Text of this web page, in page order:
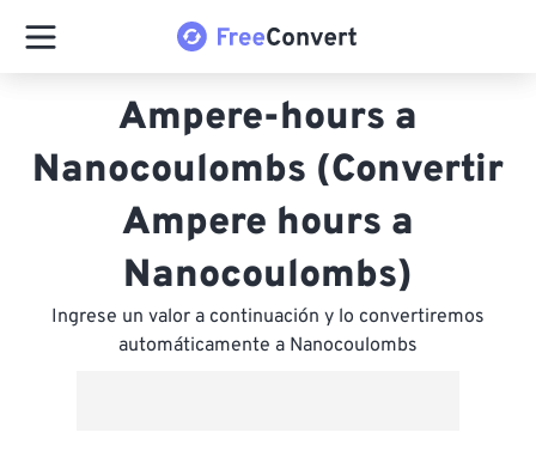
Ampere-hours a
Nanocoulombs (Convertir
Ampere hours a
Nanocoulombs)
Ingrese un valor a continuación y lo convertiremos
automáticamente a Nanocoulombs